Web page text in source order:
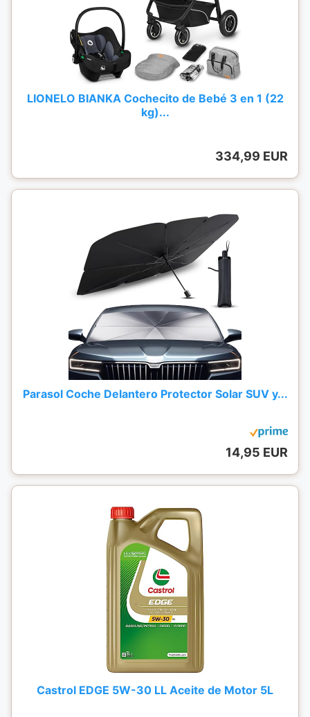
LIONELO BIANKA Cochecito de Bebé 3 en 1 (22
kg)...
334,99 EUR
Parasol Coche Delantero Protector Solar SUV y...
14,95 EUR
Castrol EDGE 5W-30 LL Aceite de Motor 5L